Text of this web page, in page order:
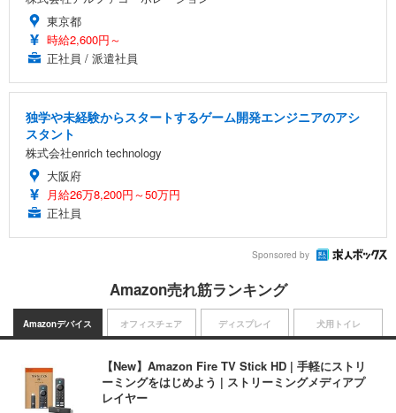
東京都
時給2,600円～
正社員 / 派遣社員
独学や未経験からスタートするゲーム開発エンジニアのアシ
スタント
株式会社enrich technology
大阪府
月給26万8,200円～50万円
正社員
Sponsored by
Amazon売れ筋ランキング
Amazonデバイス
【New】Amazon Fire TV Stick HD | 手軽にストリ
ーミングをはじめよう | ストリーミングメディアプ
レイヤー
オフィスチェア ディスプレイ 犬用トイレ